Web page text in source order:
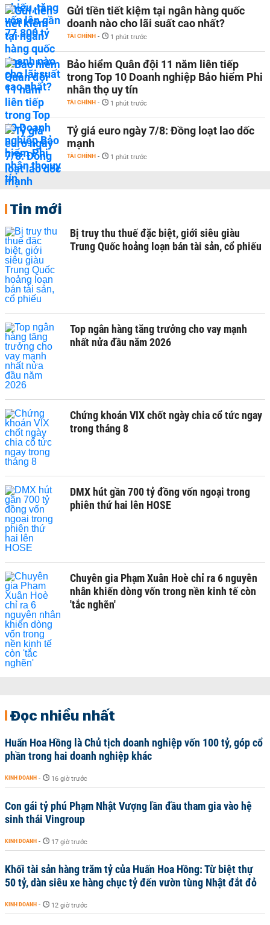
Gửi tiền tiết kiệm tại ngân hàng quốc
doanh nào cho lãi suất cao nhất?
TÀI CHÍNH - 1 phút trước
Bảo hiểm Quân đội 11 năm liên tiếp
trong Top 10 Doanh nghiệp Bảo hiểm Phi
nhân thọ uy tín
TÀI CHÍNH - 1 phút trước
Tỷ giá euro ngày 7/8: Đồng loạt lao dốc
mạnh
TÀI CHÍNH - 1 phút trước
Tin mới
Bị truy thu thuế đặc biệt, giới siêu giàu
Trung Quốc hoảng loạn bán tài sản, cổ phiếu
Top ngân hàng tăng trưởng cho vay mạnh
nhất nửa đầu năm 2026
Chứng khoán VIX chốt ngày chia cổ tức ngay
trong tháng 8
DMX hút gần 700 tỷ đồng vốn ngoại trong
phiên thứ hai lên HOSE
Chuyên gia Phạm Xuân Hoè chỉ ra 6 nguyên
nhân khiến dòng vốn trong nền kinh tế còn
'tắc nghẽn'
Đọc nhiều nhất
Huấn Hoa Hồng là Chủ tịch doanh nghiệp vốn 100 tỷ, góp cổ
phần trong hai doanh nghiệp khác
KINH DOANH - 16 giờ trước
Con gái tỷ phú Phạm Nhật Vượng lần đầu tham gia vào hệ
sinh thái Vingroup
KINH DOANH - 17 giờ trước
Khối tài sản hàng trăm tỷ của Huấn Hoa Hồng: Từ biệt thự
50 tỷ, dàn siêu xe hàng chục tỷ đến vườn tùng Nhật đắt đỏ
KINH DOANH - 12 giờ trước